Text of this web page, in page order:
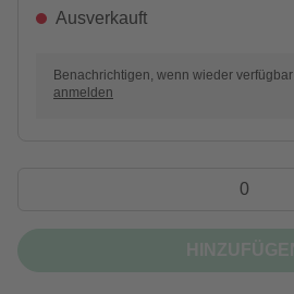
Ausverkauft
Benachrichtigen, wenn wieder verfügbar
anmelden